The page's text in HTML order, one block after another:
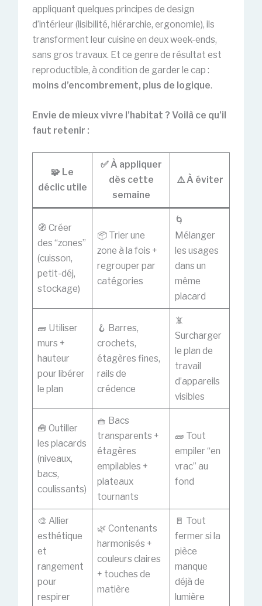
appliquant quelques principes de design
d’intérieur (lisibilité, hiérarchie, ergonomie), ils
transforment leur cuisine en deux week-ends,
sans gros travaux. Et ce genre de résultat est
reproductible, à condition de garder le cap :
moins d’encombrement, plus de logique.
Envie de mieux vivre l’habitat ? Voilà ce qu’il
faut retenir :
🧩 Le
déclic utile
✅ À appliquer
dès cette
semaine
⚠️ À éviter
🧭 Créer
des “zones”
(cuisson,
petit-déj,
stockage)
📦 Trier une
zone à la fois +
regrouper par
catégories
🌀
Mélanger
les usages
dans un
même
placard
🧱 Utiliser
murs +
hauteur
pour libérer
le plan
🪝 Barres,
crochets,
étagères fines,
rails de
crédence
📵
Surcharger
le plan de
travail
d’appareils
visibles
🧰 Outiller
les placards
(niveaux,
bacs,
coulissants)
🧺 Bacs
transparents +
étagères
empilables +
plateaux
tournants
🧱 Tout
empiler “en
vrac” au
fond
🎨 Allier
esthétique
et
rangement
pour
respirer
🌿 Contenants
harmonisés +
couleurs claires
+ touches de
matière
🚪 Tout
fermer si la
pièce
manque
déjà de
lumière